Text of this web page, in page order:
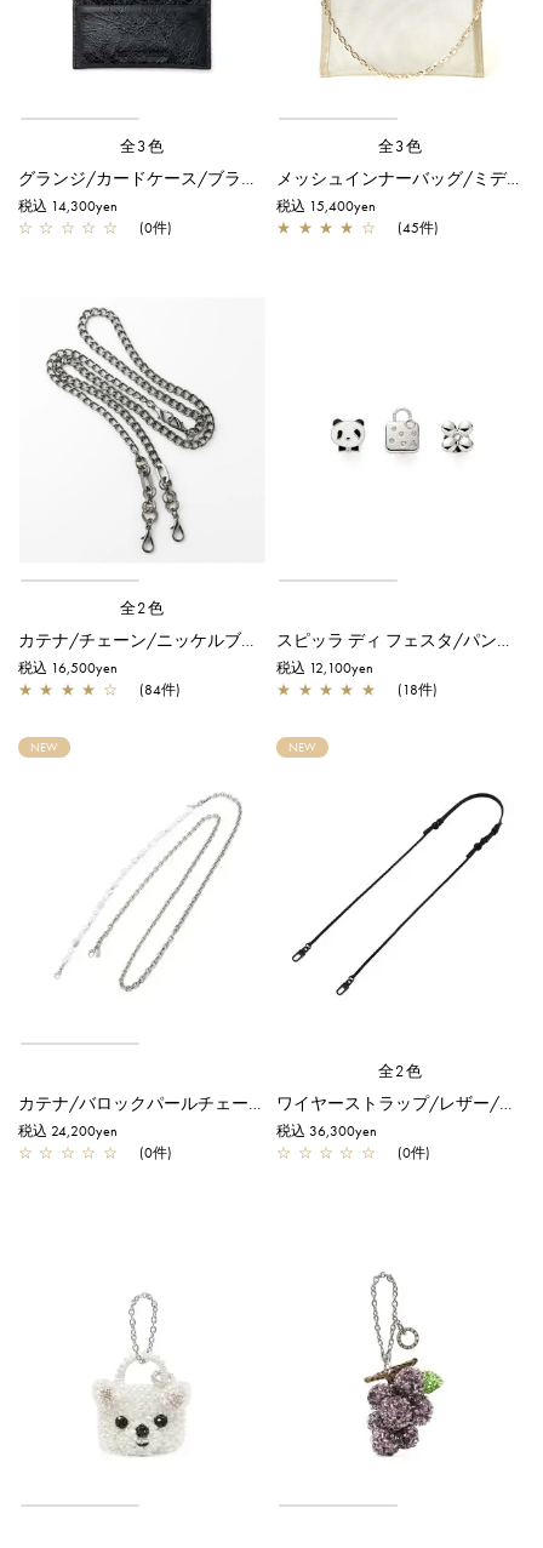
全3色
グランジ/カードケース/ブラック
税込 14,300yen
☆ ☆ ☆ ☆ ☆ (0件)
全3色
メッシュインナーバッグ/ミディアム/シャンパンゴールド
税込 15,400yen
★ ★ ★ ★ ☆ (45件)
全2色
カテナ/チェーン/ニッケルブラック
税込 16,500yen
★ ★ ★ ★ ☆ (84件)
スピッラ ディ フェスタ/パンダ/シルバー
税込 12,100yen
★ ★ ★ ★ ★ (18件)
NEW
カテナ/バロックパールチェーン/シルバー
税込 24,200yen
☆ ☆ ☆ ☆ ☆ (0件)
NEW
全2色
ワイヤーストラップ/レザー/エナメルブラック
税込 36,300yen
☆ ☆ ☆ ☆ ☆ (0件)